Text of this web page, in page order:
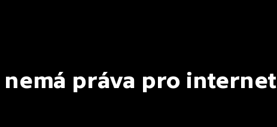
nemá práva pro internet